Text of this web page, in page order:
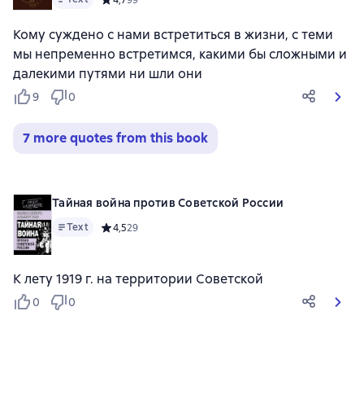
Кому суждено с нами встретиться в жизни, с теми
мы непременно встретимся, какими бы сложными и
далекими путями ни шли они
9 0
7 more quotes from this book
Тайная война против Советской России
Text Средний рейтинг 4,5 на основе 29 оценок
4,529
К лету 1919 г. на территории Советской
0 0